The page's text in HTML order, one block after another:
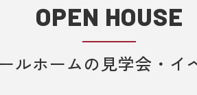
予約からプレゼントまでの流
ォームからご予約いただきま
来場いただきます。
OPEN HOUSE
ルホームの見学会・イ